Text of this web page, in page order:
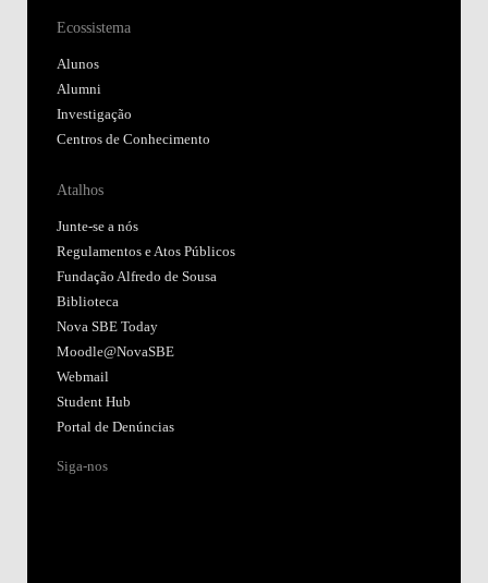
Ecossistema
Alunos
Alumni
Investigação
Centros de Conhecimento
Atalhos
Junte-se a nós
Regulamentos e Atos Públicos
Fundação Alfredo de Sousa
Biblioteca
Nova SBE Today
Moodle@NovaSBE
Webmail
Student Hub
Portal de Denúncias
Siga-nos